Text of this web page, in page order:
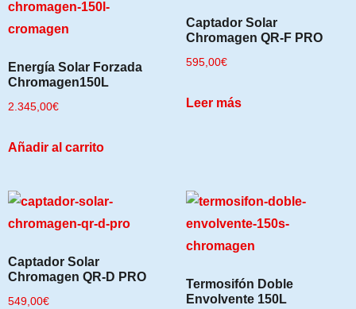
Energía Solar Forzada
Chromagen150L
2.345,00€
Añadir al carrito
Captador Solar
Chromagen QR-F PRO
595,00€
Leer más
Captador Solar
Chromagen QR-D PRO
549,00€
Termosifón Doble
Envolvente 150L